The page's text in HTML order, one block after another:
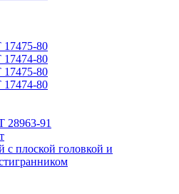
80
80
80
80
28963-91
с плоской головкой и